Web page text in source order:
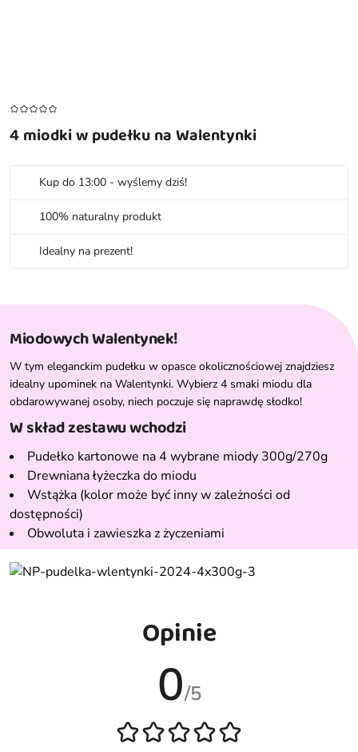
Miodowych Walentynek!
W tym eleganckim pudełku w opasce okolicznościowej znajdziesz
idealny upominek na Walentynki. Wybierz 4 smaki miodu dla
obdarowywanej osoby, niech poczuje się naprawdę słodko!
W skład zestawu wchodzi
Pudełko kartonowe na 4 wybrane miody 300g/270g
Drewniana łyżeczka do miodu
Wstążka (kolor może być inny w zależności od
dostępności)
Obwoluta i zawieszka z życzeniami
Opinie
0/5
4 miodki w pudełku na Walentynki
Kup do 13:00 - wyślemy dziś!
100% naturalny produkt
Idealny na prezent!